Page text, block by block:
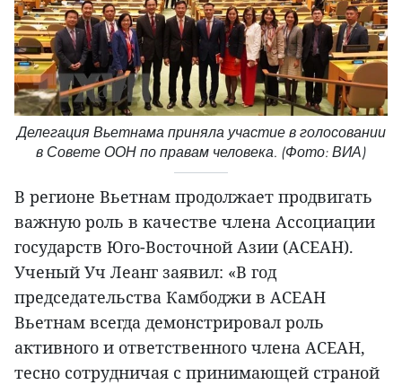
Делегация Вьетнама приняла участие в голосовании
в Совете ООН по правам человека. (Фото: ВИА)
В регионе Вьетнам продолжает продвигать
важную роль в качестве члена Ассоциации
государств Юго-Восточной Азии (АСЕАН).
Ученый Уч Леанг заявил: «В год
председательства Камбоджи в АСЕАН
Вьетнам всегда демонстрировал роль
активного и ответственного члена АСЕАН,
тесно сотрудничая с принимающей страной